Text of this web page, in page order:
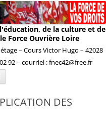
de la culture et de
Force Ouvrière Loire
– Cours Victor Hugo – 42028
92 – courriel : fnec42@free.fr
DES